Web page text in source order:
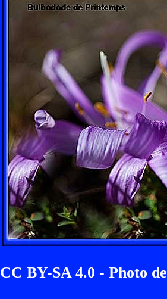
CC BY-SA 4.0 - Photo